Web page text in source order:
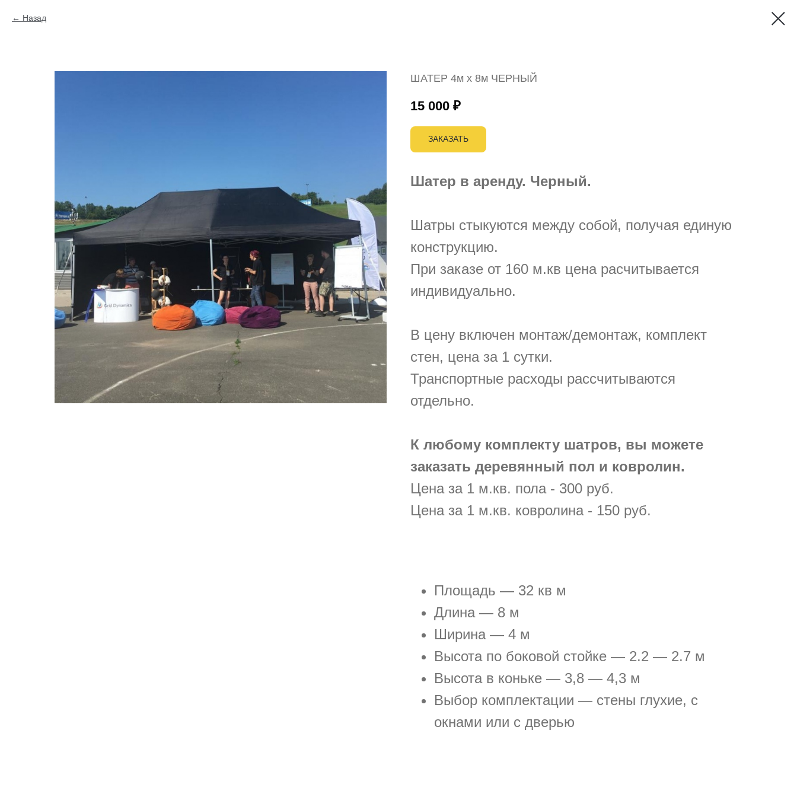
Назад
ШАТЕР 4м х 8м ЧЕРНЫЙ
15 000 ₽
ЗАКАЗАТЬ
Шатер в аренду. Черный.
Шатры стыкуются между собой, получая единую
конструкцию.
При заказе от 160 м.кв цена расчитывается
индивидуально.
В цену включен монтаж/демонтаж, комплект
стен, цена за 1 сутки.
Транспортные расходы рассчитываются
отдельно.
К любому комплекту шатров, вы можете
заказать деревянный пол и ковролин.
Цена за 1 м.кв. пола - 300 руб.
Цена за 1 м.кв. ковролина - 150 руб.
Площадь — 32 кв м
Длина — 8 м
Ширина — 4 м
Высота по боковой стойке — 2.2 — 2.7 м
Высота в коньке — 3,8 — 4,3 м
Выбор комплектации — стены глухие, с
окнами или с дверью